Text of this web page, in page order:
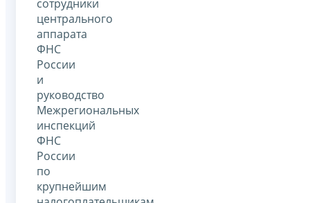
сотрудники
центрального
аппарата
ФНС
России
и
руководство
Межрегиональных
инспекций
ФНС
России
по
крупнейшим